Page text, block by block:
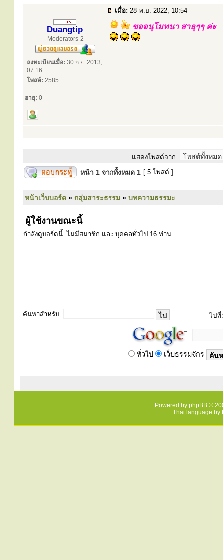
เมื่อ: 28 พ.ย. 2022, 10:54
Duangtip
Moderators-2
ลงทะเบียนเมื่อ: 30 ก.ย. 2013,
07:16
โพสต์: 2585
อายุ: 0
ขออนุโมทนา สาธุๆๆ ค่ะ
แสดงโพสต์จาก:
หน้า 1 จากทั้งหมด 1 [ 5 โพสต์ ]
หน้าเว็บบอร์ด » กลุ่มสาระธรรม » บทความธรรมะ
ผู้ใช้งานขณะนี้
กำลังดูบอร์ดนี้: ไม่มีสมาชิก และ บุคคลทั่วไป 16 ท่าน
ค้นหาสำหรับ: ไปที่:
ทั่วไป เว็บธรรมจักร
Powered by phpBB ©
Thai language by